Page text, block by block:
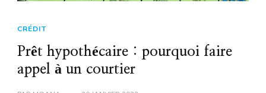
CRÉDIT
Prêt hypothécaire : pourquoi faire
appel à un courtier